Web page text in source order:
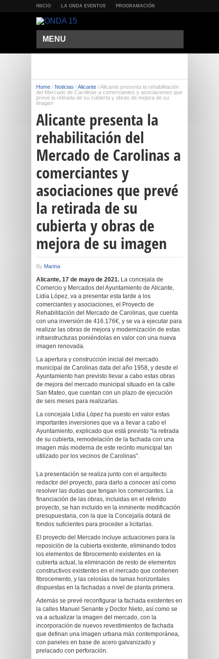
INICIO LA ONDA EVENTOS PROGRAMACIÓN
MENU
Home / Noticias /Alicante /Alicante presenta la rehabilitación
del Mercado de Carolinas a comerciantes y asociaciones que
prevé la retirada de su cubierta y obras de mejora de su
imagen
Alicante presenta la
rehabilitación del
Mercado de Carolinas a
comerciantes y
asociaciones que prevé
la retirada de su
cubierta y obras de
mejora de su imagen
By Marina
Alicante, 17 de mayo de 2021. La concejala de
Comercio y Mercados del Ayuntamiento de Alicante,
Lidia López, va a presentar esta tarde a los
comerciantes y asociaciones, el Proyecto de
Rehabilitación del Mercado de Carolinas, que cuenta
con una inversión de 416.176€, y se va a ejecutar para
realizar las obras de mejora y modernización de estas
infraestructuras poniéndolas en valor con una nueva
imagen renovada.
La apertura y construcción inicial del mercado
municipal de Carolinas data del año 1958, y desde el
Ayuntamiento han previsto llevar a cabo estas obras
de mejora del mercado municipal situado en la calle
San Mateo, que cuentan con un plazo de ejecución
de seis meses para realizarlas.
La concejala Lidia López ha puesto en valor estas
importantes inversiones que va a llevar a cabo el
Ayuntamiento, explicado que está previsto “la retirada
de su cubierta, remodelación de la fachada con una
imagen más moderna de este recinto municipal tan
utilizado por los vecinos de Carolinas”.
La presentación se realiza junto con el arquitecto
redactor del proyecto, para darlo a conocer así como
resolver las dudas que tengan los comerciantes. La
financiación de las obras, incluidas en el referido
proyecto, se han incluido en la inminente modificación
presupuestaria, con la que la Concejalía dotará de
fondos suficientes para proceder a licitarlas.
El proyecto del Mercado incluye actuaciones para la
reposición de la cubierta existente, eliminando todos
los elementos de fibrocemento existentes en la
cubierta actual, la eliminación de resto de elementos
constructivos existentes en el mercado que contienen
fibrocemento, y las celosías de lamas horizontales
dispuestas en la fachadas a nivel de planta primera.
Además se prevé reconfigurar la fachada existentes en
la calles Manuel Senante y Doctor Nieto, así como se
va a actualizar la imagen del mercado, con la
incorporación de nuevos revestimientos de fachada
que definan una imagen urbana más contemporánea,
con paneles en base de acero galvanizado y
prelacado con perforación.